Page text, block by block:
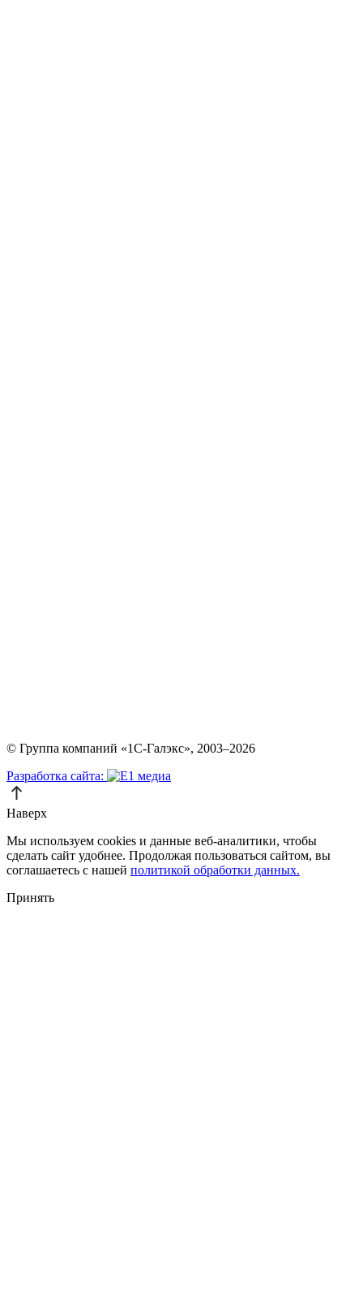
© Группа компаний «1С-Галэкс», 2003–2026
Разработка сайта:
Наверх
Мы используем cookies и данные веб-аналитики, чтобы
сделать сайт удобнее. Продолжая пользоваться сайтом, вы
соглашаетесь с нашей политикой обработки данных.
Принять